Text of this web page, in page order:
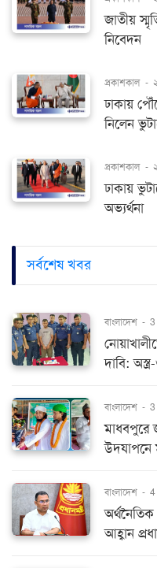
জাতীয়
নিবেদন
প্রকাশকাল -
ঢাকায়
নিলেন
প্রকাশকাল -
ঢাকায়
অভ্যর্থনা
সর্বশেষ খবর
বাংলাদেশ - 3
দাবি:
বাংলাদেশ - 3
মাধবপুরে
উদযাপনে
বাংলাদেশ - 4
আহ্বান